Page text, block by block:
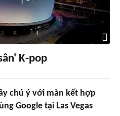
K-pop
chú ý với màn kết hợp
Google tại Las Vegas